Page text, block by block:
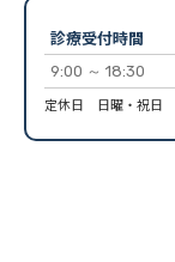
診療受付時間
9:00 ～ 18:30
定休日 日曜・祝日